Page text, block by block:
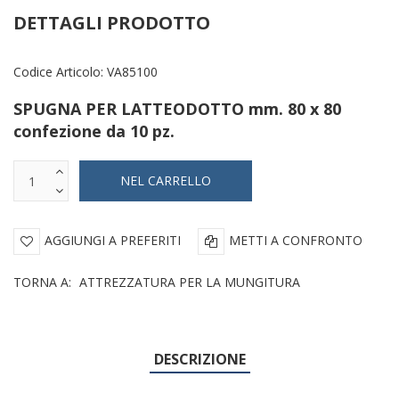
DETTAGLI PRODOTTO
Codice Articolo: VA85100
SPUGNA PER LATTEODOTTO mm. 80 x 80
confezione da 10 pz.
AGGIUNGI A PREFERITI METTI A CONFRONTO
TORNA A: ATTREZZATURA PER LA MUNGITURA
DESCRIZIONE